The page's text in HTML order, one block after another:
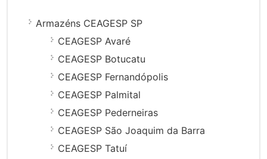
Armazéns CEAGESP SP
CEAGESP Avaré
CEAGESP Botucatu
CEAGESP Fernandópolis
CEAGESP Palmital
CEAGESP Pederneiras
CEAGESP São Joaquim da Barra
CEAGESP Tatuí